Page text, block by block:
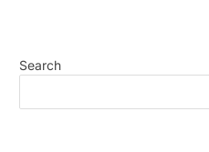
Search